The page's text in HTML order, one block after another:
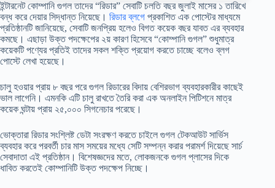
ইন্টারনেট কোম্পানি গুগল তাদের “রিডার” সেবাটি চলতি বছর জুলাই মাসের ১ তারিখে
বন্ধ করে দেয়ার সিদ্ধান্ত নিয়েছে। রিডার ব্লগে প্রকাশিত এক পোস্টের মাধ্যমে
প্রতিষ্ঠানটি জানিয়েছে, সেবাটি জনপ্রিয় হলেও বিগত কয়েক বছর যাবত এর ব্যবহার
কমছে। এছাড়া উক্ত পদক্ষেপের ২য় কারণ হিসেবে “কোম্পানি গুগল” শুধুমাত্র
কয়েকটি পণ্যের প্রতিই তাদের সকল শক্তি প্রয়োগ করতে চাচ্ছে বলেও ব্লগ
পোস্টে লেখা হয়েছে।
চালু হওয়ার প্রায় ৮ বছর পরে গুগল রিডারের বিদায় বেশিরভাগ ব্যবহারকারীর কাছেই
ভাল লাগেনি। এমনকি এটি চালু রাখতে তৈরি করা এক অনলাইন পিটিশনে মাত্র
কয়েক ঘন্টায় প্রায় ২৫,০০০ সিগনেচার পরেছে।
ভোক্তারা রিডার সংশ্লিষ্ট ডেটা সংরক্ষণ করতে চাইলে গুগল টেকআউট সার্ভিস
ব্যবহার করে পরবর্তী চার মাস সময়ের মধ্যে সেটি সম্পন্ন করার পরামর্শ দিয়েছে সার্চ
সেবাদাতা এই প্রতিষ্ঠান। বিশেষজ্ঞদের মতে, লোকজনকে গুগল প্লাসের দিকে
ধাবিত করতেই কোম্পানিটি উক্ত পদক্ষেপ নিচ্ছে।